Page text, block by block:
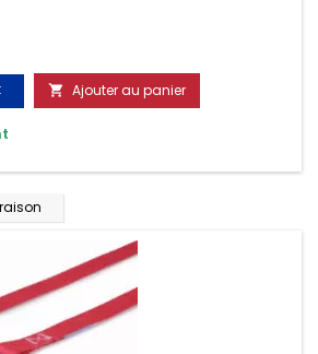
sur la galerie en moins d’une
 Ajouter au panier